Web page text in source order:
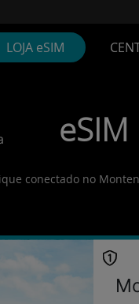
LOJA eSIM
eSIM
conectado no